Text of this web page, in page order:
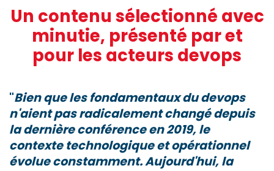
Un contenu sélectionné avec
minutie, présenté par et
pour les acteurs devops
Bien que les fondamentaux du devops
n'aient pas radicalement changé depuis
la dernière conférence en 2019,le
contexte technologique et opérationnel
évolue constamment.Aujourd'hui, la